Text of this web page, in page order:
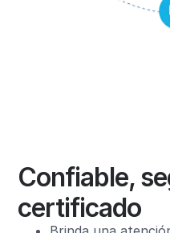
Confiable,
certificado